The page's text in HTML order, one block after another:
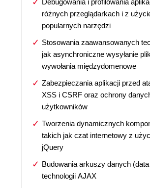
Debugowania i profilowania
różnych przeglądarkach i z
popularnych narzędzi
Stosowania zaawansowanych
jak asynchroniczne wysyłanie
wywołania międzydomenowe
Zabezpieczania aplikacji przed
XSS i CSRF oraz ochrony
użytkowników
Tworzenia dynamicznych
takich jak czat internetowy z
jQuery
Budowania arkuszy danych
technologii AJAX